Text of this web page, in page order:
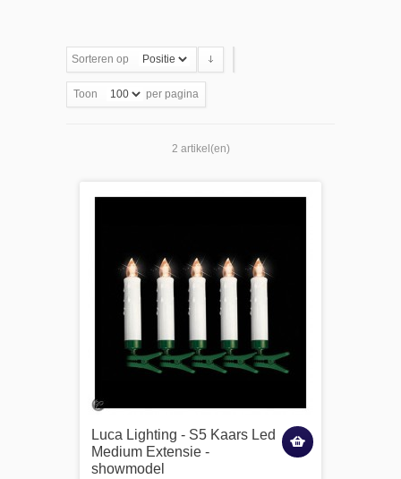
Sorteren op
Toon per pagina
2 artikel(en)
Luca Lighting - S5 Kaars Led
Medium Extensie -
showmodel